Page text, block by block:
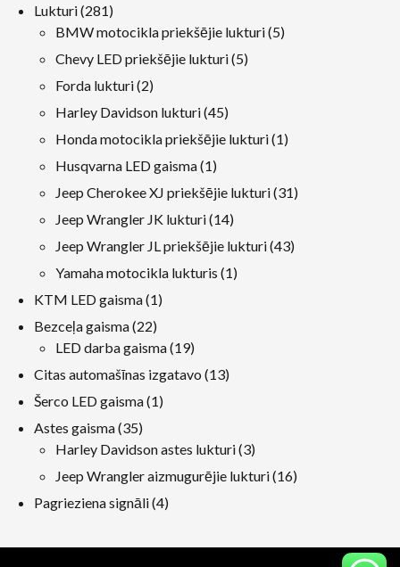
Lukturi 281281
produkti
BMW motocikla priekšējie lukturi 55
Chevy LED priekšējie lukturi 55
Forda lukturi 22
produkti
Harley Davidson lukturi 4545
produkti
Honda motocikla priekšējie lukturi 11
Husqvarna LED gaisma 11
produkts
Jeep Cherokee XJ priekšējie lukturi 3131
Jeep Wrangler JK lukturi 1414
produkti
Jeep Wrangler JL priekšējie lukturi 4343
Yamaha motocikla lukturis 11
KTM LED gaisma 11
Bezceļa gaisma 2222
produkti
LED darba gaisma 1919
produkti
Citas automašīnas izgatavo 1313
Šerco LED gaisma 11
Astes gaisma 3535
produkti
Harley Davidson astes lukturi 33
produkti
Jeep Wrangler aizmugurējie lukturi 1616
Pagrieziena signāli 44